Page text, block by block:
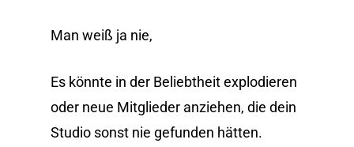
Man weiß ja nie,
Es könnte in der Beliebtheit explodieren
oder neue Mitglieder anziehen, die dein
Studio sonst nie gefunden hätten.